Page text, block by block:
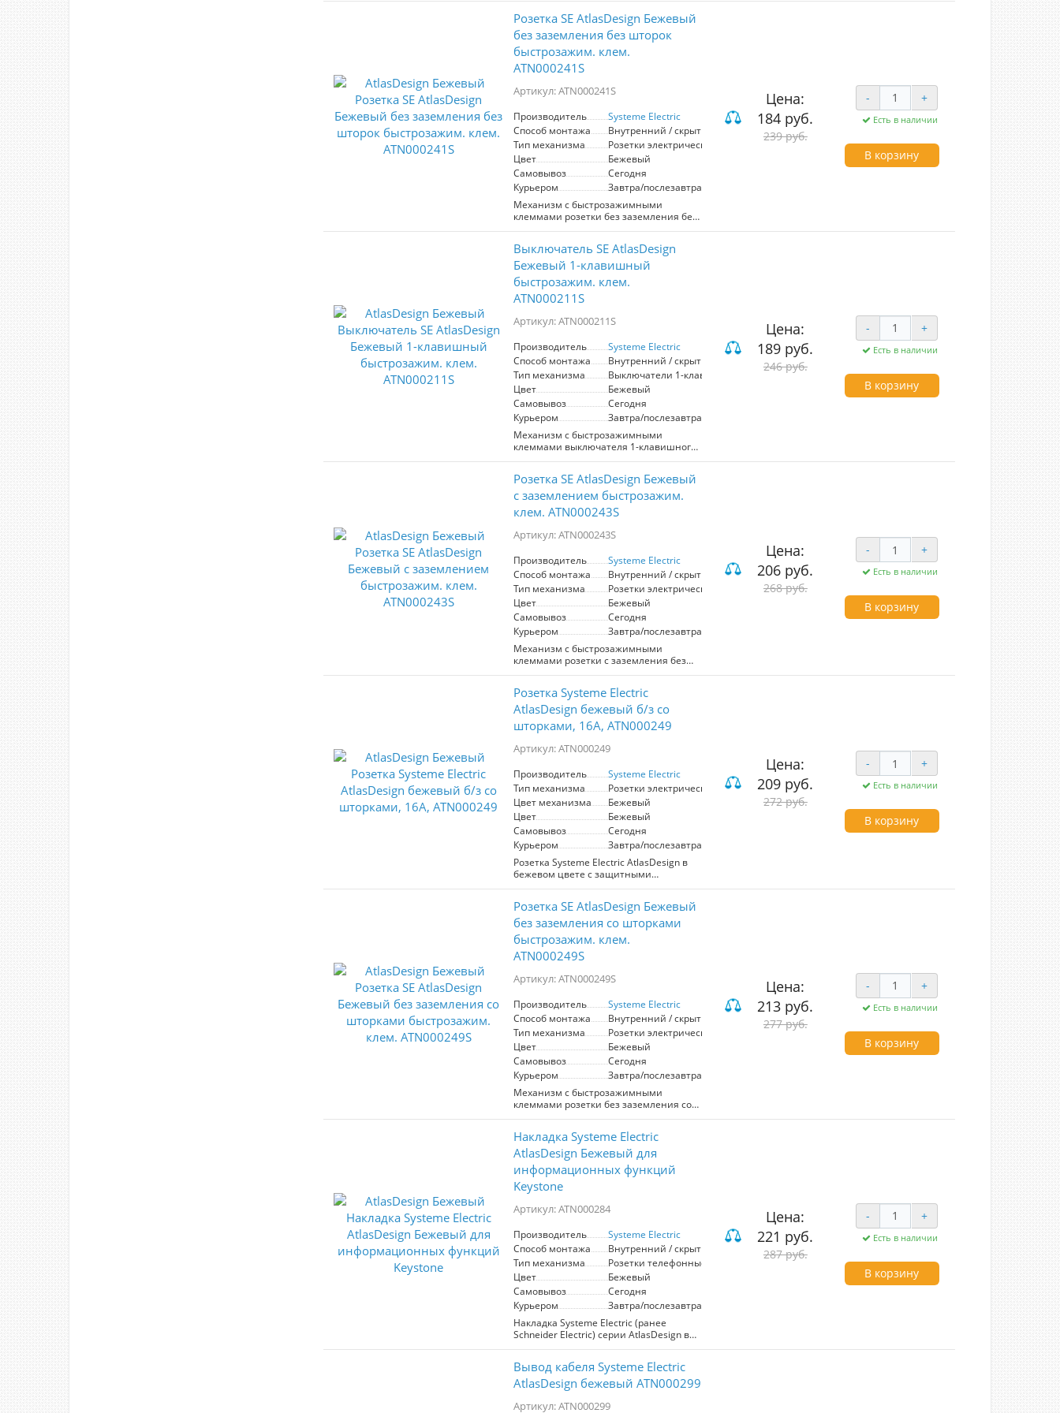
максимальной нагрузкой 16А.
Изготовлена из качественных
материалов, что обеспечивает
надежность и долговечность.
Элегантный дизайн гармонично
простота установки делает ее удобной
Розетка SE AtlasDesign Бежевый
без заземления без шторок
быстрозажим. клем.
ATN000241S
Артикул: ATN000241S
Производитель
Systeme Electric
Способ монтажа
Внутренний / скрытый
Тип механизма
Розетки электрические
Цвет
Бежевый
Самовывоз
Сегодня
Курьером
Завтра/послезавтра
Механизм с быстрозажимными
клеммами розетки без заземления без
шторок Systeme Electric (ранее
бежевом цвете подходит для сетей 250
В, на ток 16 А. С помощью новых
быстрозажимных клемм монтаж
розеток и выключателей стал намного
быстрее. Теперь подключение не
Лицевые детали из качественного ABS-
УФ-излучению.
Цена:
184 руб.
239 руб.
- +
Есть в наличии
В корзину
Выключатель SE AtlasDesign
Бежевый 1-клавишный
быстрозажим. клем.
ATN000211S
Артикул: ATN000211S
Производитель
Systeme Electric
Способ монтажа
Внутренний / скрытый
Тип механизма
Выключатели 1-клавишные
Цвет
Бежевый
Самовывоз
Сегодня
Курьером
Завтра/послезавтра
Механизм с быстрозажимными
клеммами выключателя 1-клавишного
Systeme Electric (ранее Schneider
цвете подходит для сетей 250 В, на ток
10 А.
С помощью новых быстрозажимных
клемм монтаж розеток и выключателей
стал намного быстрее. Теперь
подключение не требует
Лицевые детали из качественного ABS-
пластика, устойчивого к царапинам и
УФ-излучению.
Цена:
189 руб.
246 руб.
- +
Есть в наличии
В корзину
Розетка SE AtlasDesign Бежевый
с заземлением быстрозажим.
клем. ATN000243S
Артикул: ATN000243S
Производитель
Systeme Electric
Способ монтажа
Внутренний / скрытый
Тип механизма
Розетки электрические
Цвет
Бежевый
Самовывоз
Сегодня
Курьером
Завтра/послезавтра
Механизм с быстрозажимными
клеммами розетки с заземления без
шторок Systeme Electric (ранее
бежевом цвете подходит для сетей 250
В, на ток 16 А. С помощью новых
быстрозажимных клемм монтаж
розеток и выключателей стал намного
быстрее. Теперь подключение не
требует использования отвертки.
пластика, устойчивого к царапинам и
УФ-излучению.
Цена:
206 руб.
268 руб.
- +
Есть в наличии
В корзину
Розетка Systeme Electric
AtlasDesign бежевый б/з со
шторками, 16А, ATN000249
Артикул: ATN000249
Производитель
Systeme Electric
Тип механизма
Розетки электрические
Цвет механизма
Бежевый
Цвет
Бежевый
Самовывоз
Сегодня
Курьером
Завтра/послезавтра
Розетка Systeme Electric AtlasDesign в
бежевом цвете с защитными
шторками, номинал 16А. Обеспечивает
устройств и защиту от случайного
контакта. Идеально подходит для
установки в жилых и офисных
помещениях, сочетает стильный
дизайн с функциональностью.
Цена:
209 руб.
272 руб.
- +
Есть в наличии
В корзину
Розетка SE AtlasDesign Бежевый
без заземления со шторками
быстрозажим. клем.
ATN000249S
Артикул: ATN000249S
Производитель
Systeme Electric
Способ монтажа
Внутренний / скрытый
Тип механизма
Розетки электрические
Цвет
Бежевый
Самовывоз
Сегодня
Курьером
Завтра/послезавтра
Механизм с быстрозажимными
клеммами розетки без заземления со
штороками Systeme Electric (ранее
бежевом цвете подходит для сетей 250
В, на ток 16 А. С помощью новых
быстрозажимных клемм монтаж
розеток и выключателей стал намного
быстрее. Теперь подключение не
Лицевые детали из качественного ABS-
УФ-излучению.
Цена:
213 руб.
277 руб.
- +
Есть в наличии
В корзину
Накладка Systeme Electric
AtlasDesign Бежевый для
информационных функций
Keystone
Артикул: ATN000284
Производитель
Systeme Electric
Способ монтажа
Внутренний / скрытый
Тип механизма
Розетки телефонные и компьютерные
Цвет
Бежевый
Самовывоз
Сегодня
Курьером
Завтра/послезавтра
Накладка Systeme Electric (ранее
Schneider Electric) серии AtlasDesign в
цвете бежевый предназначена для
Keystone. Классическое цветовое
решение станет изюминкой любого
интерьера. Лицевые детали из
качественного ABS-пластика,
Цена:
221 руб.
287 руб.
- +
Есть в наличии
В корзину
Вывод кабеля Systeme Electric
AtlasDesign бежевый ATN000299
Артикул: ATN000299